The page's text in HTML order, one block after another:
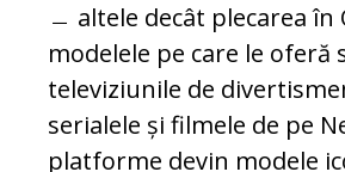
﹘ altele decât plecarea în
modelele pe care le oferă
televiziunile de
serialele și filmele de pe
platforme devin modele